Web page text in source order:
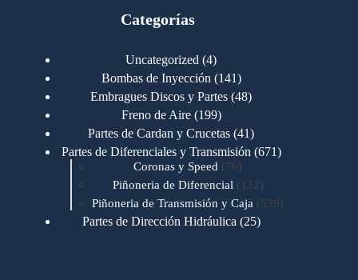
Categorías
Uncategorized 44
productos
Bombas de Inyección 141141
productos
Embragues Discos y Partes 4848
Freno de Aire 199199
productos
Partes de Cardan y Crucetas 4141
productos
Partes de Diferenciales y Transmisión 671671
Coronas y Speed 7676
productos
Piñoneria de Diferencial 132 132
productos
Piñoneria de Transmisión y Caja 539539
Partes de Dirección Hidráulica 2525